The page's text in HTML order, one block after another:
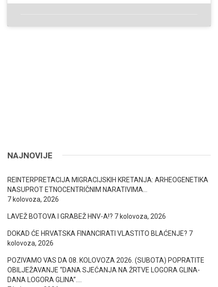
NAJNOVIJE
REINTERPRETACIJA MIGRACIJSKIH KRETANJA: ARHEOGENETIKA
NASUPROT ETNOCENTRIČNIM NARATIVIMA…
7 kolovoza, 2026
LAVEŽ BOTOVA I GRABEŽ HNV-A!? 7 kolovoza, 2026
DOKAD ĆE HRVATSKA FINANCIRATI VLASTITO BLAĆENJE? 7
kolovoza, 2026
POZIVAMO VAS DA 08. KOLOVOZA 2026. (SUBOTA) POPRATITE
OBILJEŽAVANJE “DANA SJEĆANJA NA ŽRTVE LOGORA GLINA-
DANA LOGORA GLINA”….